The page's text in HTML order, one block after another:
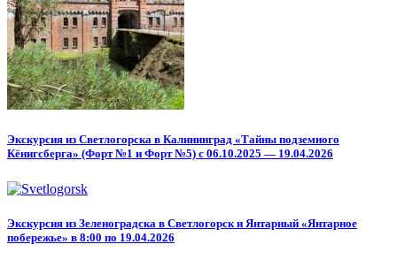
Экскурсия из Светлогорска в Калининград «Тайны подземного
Кёнигсберга» (Форт №1 и Форт №5) с 06.10.2025 — 19.04.2026
Экскурсия из Зеленоградска в Светлогорск и Янтарный «Янтарное
побережье» в 8:00 по 19.04.2026